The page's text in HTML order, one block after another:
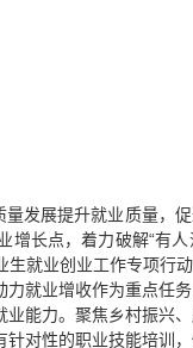
发展提升就业质量，
长点，着力破解“有人
就业创业工作专项行
就业增收作为重点任
能力。聚焦乡村振兴
对性的职业技能培训